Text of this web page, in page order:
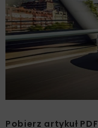
Pobierz artykuł PDF